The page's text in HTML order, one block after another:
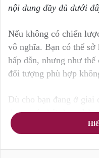
nội dung đầy đủ dưới
Nếu không có chiến
vô nghĩa. Bạn có thể
hấp dẫn, nhưng như
đối tượng phù hợp
Dù cho bạn đang ở giai
dung, có phải đang ở
thành nội dung và đang
phối nội dung tới đối